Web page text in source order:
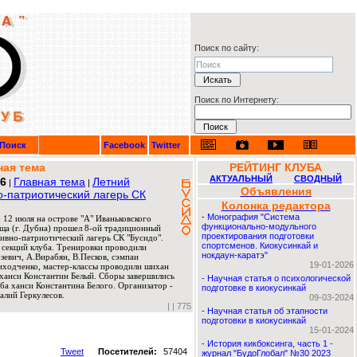
Поиск по сайту:
Поиск по Интернету:
Поиск Facebook Twitter
тема
| Главная тема | Летний
патриотический лагерь СК
июля на острове "А" Иваньковского
(г. Дубна) прошел 8-ой традиционный
патриотический лагерь СК "Бусидо".
клуба. Тренировки проводили
А.Вирабян, В.Песков, сэмпаи
мастер-классы проводили шихан
Константин Белый. Сборы завершились
ханси Константина Белого. Организатор -
Геркулесов.
| | 775
Tweet Посетителей: 57404
РЕЙТИНГ КЛУБА
АКТУАЛЬНЫЙ СВОДНЫЙ
Объявления
Колонка редактора
- Монография "Система
функционально-модульного
проектирования подготовки
спортсменов. Киокусинкай и
нокдаун-каратэ"
19-01-2026
- Научная статья о психологической
подготовке в киокусинкай
09-03-2024
- Научная статья об этапности
подготовки в киокусинкай
15-01-2024
- История кикбоксинга, часть 1 -
журнал "БудоГлобал" №30 2023